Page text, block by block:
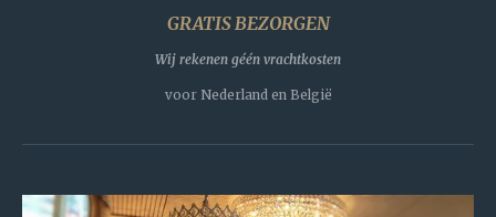
GRATIS BEZORGEN
Wij rekenen géén vrachtkosten
voor Nederland en België